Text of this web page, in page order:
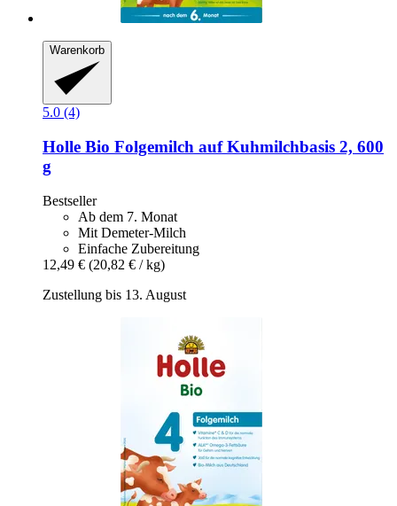
Warenkorb
5.0 (4)
Holle Bio Folgemilch auf Kuhmilchbasis 2, 600
g
Bestseller
Ab dem 7. Monat
Mit Demeter-Milch
Einfache Zubereitung
12,49 € (20,82 € / kg)
Zustellung bis 13. August